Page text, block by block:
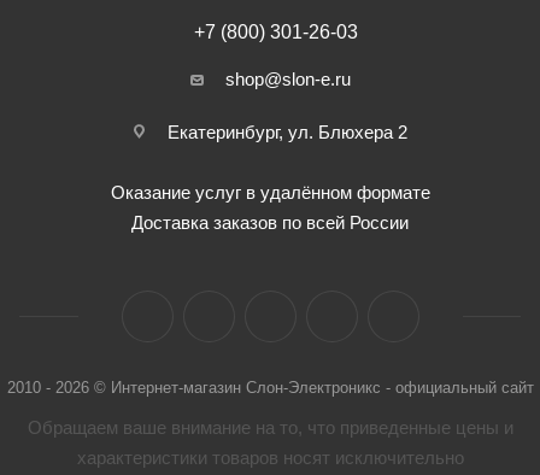
+7 (800) 301-26-03
shop@slon-e.ru
Екатеринбург, ул. Блюхера 2
Оказание услуг в удалённом формате
Доставка заказов по всей России
2010 - 2026 © Интернет-магазин Слон-Электроникс - официальный сайт
Обращаем ваше внимание на то, что приведенные цены и
характеристики товaров носят исключительно